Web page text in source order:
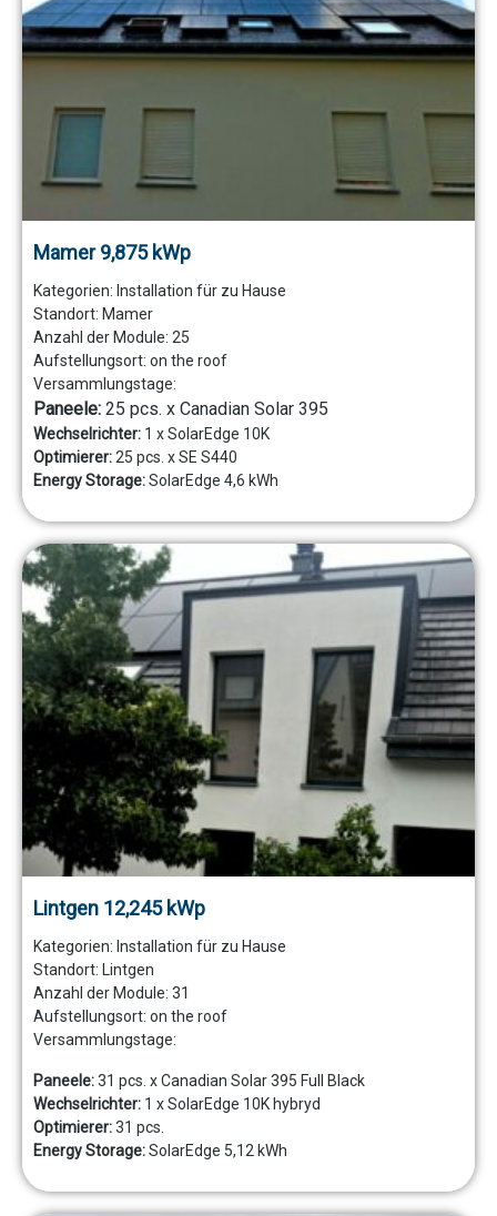
Mamer 9,875 kWp
Kategorien: Installation für zu Hause
Standort: Mamer
Anzahl der Module: 25
Aufstellungsort: on the roof
Versammlungstage:
Paneele: 25 pcs. x Canadian Solar 395
Wechselrichter: 1 x SolarEdge 10K
Optimierer:25 pcs. x SE S440
Energy Storage:SolarEdge 4,6 kWh
Lintgen 12,245 kWp
Kategorien: Installation für zu Hause
Standort: Lintgen
Anzahl der Module: 31
Aufstellungsort: on the roof
Versammlungstage:
Paneele:31 pcs. x Canadian Solar 395 Full Black
Wechselrichter: 1 x SolarEdge 10K hybryd
Optimierer:31 pcs.
Energy Storage:SolarEdge 5,12 kWh